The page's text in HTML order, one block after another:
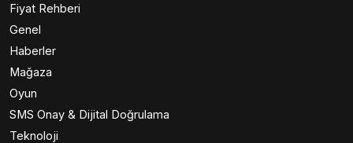
Fiyat Rehberi
Genel
Haberler
Mağaza
Oyun
SMS Onay & Dijital Doğrulama
Teknoloji